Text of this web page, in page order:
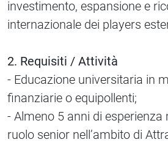
investimento, espansione e
internazionale dei players
2. Requisiti / Attività
- Educazione universitaria in
finanziarie o equipollenti;
- Almeno 5 anni di
ruolo senior nell’ambito di